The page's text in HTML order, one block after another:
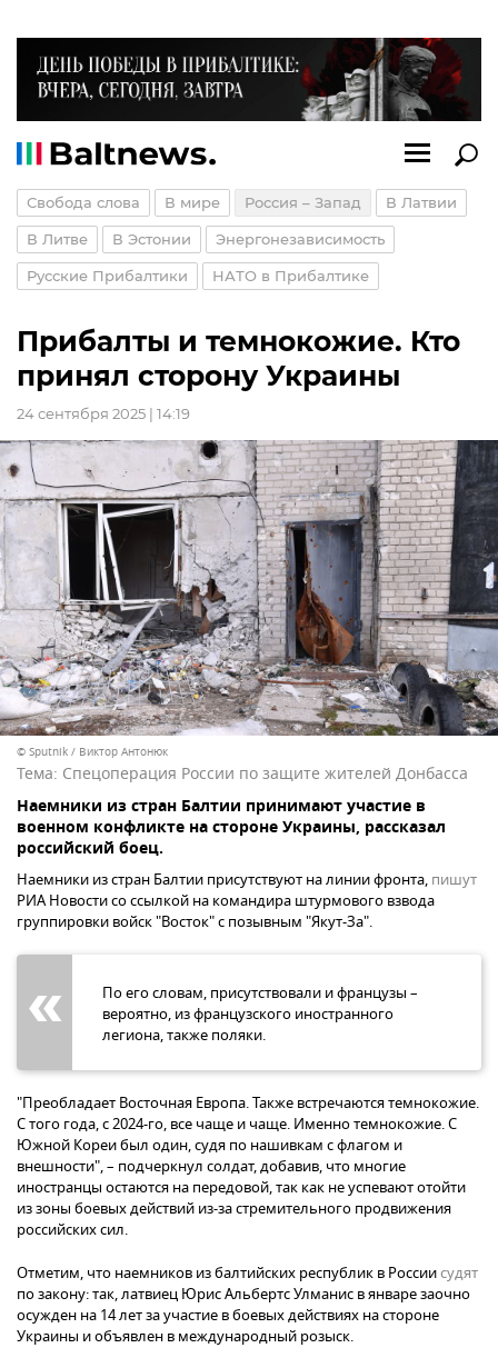
Свобода слова В мире Россия – Запад В Латвии
В Литве В Эстонии Энергонезависимость
Русские Прибалтики НАТО в Прибалтике
Прибалты и темнокожие. Кто
принял сторону Украины
24 сентября 2025 | 14:19
© Sputnik / Виктор Антонюк
Тема: Спецоперация России по защите жителей Донбасса
Наемники из стран Балтии принимают участие в
военном конфликте на стороне Украины, рассказал
российский боец.
Наемники из стран Балтии присутствуют на линии фронта, пишут
РИА Новости со ссылкой на командира штурмового взвода
группировки войск "Восток" с позывным "Якут-За".
По его словам, присутствовали и французы –
вероятно, из французского иностранного
легиона, также поляки.
"Преобладает Восточная Европа. Также встречаются темнокожие.
С того года, с 2024-го, все чаще и чаще. Именно темнокожие. С
Южной Кореи был один, судя по нашивкам с флагом и
внешности", – подчеркнул солдат, добавив, что многие
иностранцы остаются на передовой, так как не успевают отойти
из зоны боевых действий из-за стремительного продвижения
российских сил.
Отметим, что наемников из балтийских республик в Россиисудят
по закону: так, латвиец Юрис Альбертс Улманис в январе заочно
осужден на 14 лет за участие в боевых действиях на стороне
Украины и объявлен в международный розыск.